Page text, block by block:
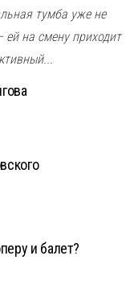
тумба уже не
ей на смену приходит
и балет?